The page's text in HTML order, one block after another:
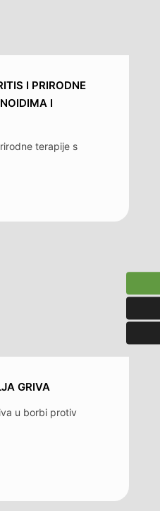
I PRIRODNE
I
terapije s
GRIVA
u borbi protiv